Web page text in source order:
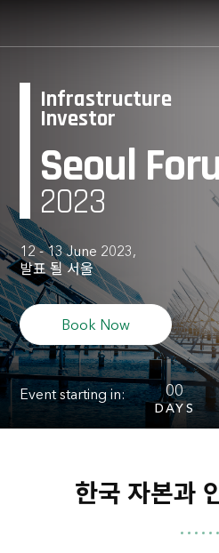
Infrastructure
Investor
Seoul
2023
12 - 13 June 2023,
발표 될 서울
Book Now
Event starting in: 00
DAYS
한국 자본과